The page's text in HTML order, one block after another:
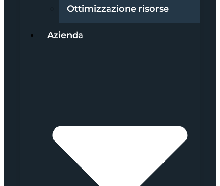
Ottimizzazione risorse
Azienda